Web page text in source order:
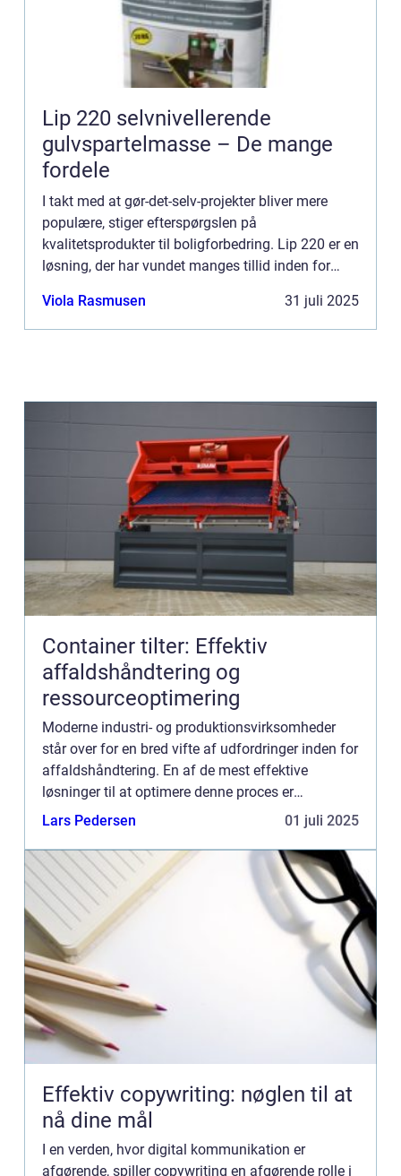
Lip 220 selvnivellerende
gulvspartelmasse – De mange
fordele
I takt med at gør-det-selv-projekter bliver mere
populære, stiger efterspørgslen på
kvalitetsprodukter til boligforbedring. Lip 220 er en
løsning, der har vundet manges tillid inden for
Viola Rasmusen 31 juli 2025
Container tilter: Effektiv
affaldshåndtering og
ressourceoptimering
Moderne industri- og produktionsvirksomheder
står over for en bred vifte af udfordringer inden for
affaldshåndtering. En af de mest effektive
løsninger til at optimere denne proces er
anvendelsen af container tilter, en maskine des...
Lars Pedersen 01 juli 2025
Effektiv copywriting: nøglen til at
nå dine mål
I en verden, hvor digital kommunikation er
afgørende, spiller copywriting en afgørende rolle i